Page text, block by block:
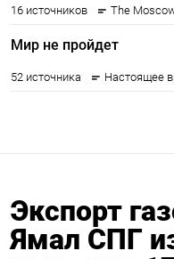
Экспорт
Ямал СПГ